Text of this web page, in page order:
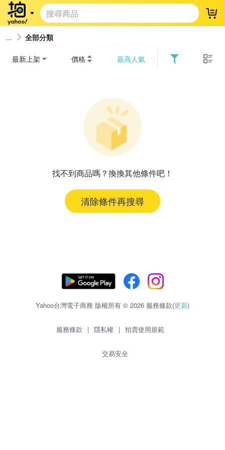
登
全部分類
最新上架 價格 最高人氣
找不到商品嗎？換換其他條件吧！
清除條件再搜尋
Yahoo台灣電子商務 版權所有 © 2026 服務條款(更新)
服務條款 | 隱私權 | 拍賣使用規範
交易安全